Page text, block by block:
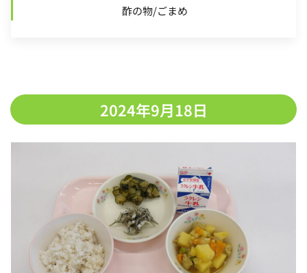
酢の物/ごまめ
2024年9月18日